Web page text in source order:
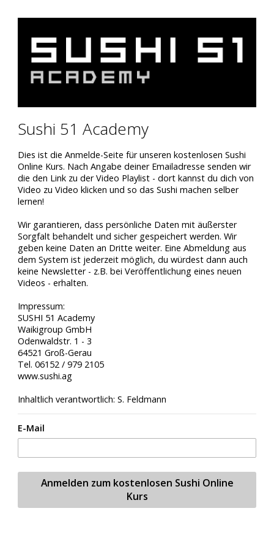
Sushi 51 Academy
Dies ist die Anmelde-Seite für unseren kostenlosen Sushi
Online Kurs. Nach Angabe deiner Emailadresse senden wir
die den Link zu der Video Playlist - dort kannst du dich von
Video zu Video klicken und so das Sushi machen selber
lernen!
Wir garantieren, dass persönliche Daten mit äußerster
Sorgfalt behandelt und sicher gespeichert werden. Wir
geben keine Daten an Dritte weiter. Eine Abmeldung aus
dem System ist jederzeit möglich, du würdest dann auch
keine Newsletter - z.B. bei Veröffentlichung eines neuen
Videos - erhalten.
Impressum:
SUSHI 51 Academy
Waikigroup GmbH
Odenwaldstr. 1 - 3
64521 Groß-Gerau
Tel. 06152 / 979 2105
www.sushi.ag
Inhaltlich verantwortlich: S. Feldmann
E-Mail
Anmelden zum kostenlosen Sushi Online
Kurs